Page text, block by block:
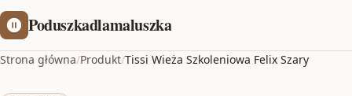
Poduszkadlamaluszka
Strona główna/Produkt/Tissi Wieża Szkoleniowa Felix Szary